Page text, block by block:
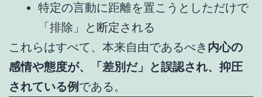
特定の言動に距離を置こうとしただけで
「排除」と断定される
これらはすべて、本来自由であるべき 内心の
感情や態度が、「差別だ」と誤認され、抑圧
されている例である。